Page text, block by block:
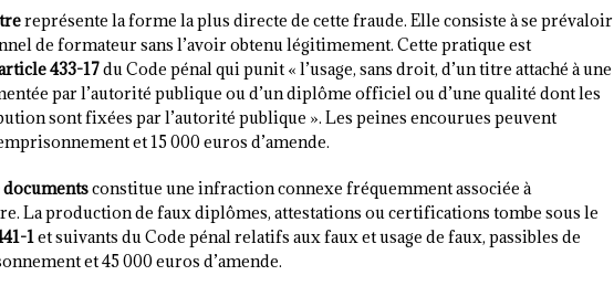
représente la forme la plus directe de cette fraude. Elle consiste à se prévaloir
de formateur sans l’avoir obtenu légitimement. Cette pratique est
433-17du Code pénal qui punit « l’usage, sans droit, d’un titre attaché à une
par l’autorité publique ou d’un diplôme officiel ou d’une qualité dont les
sont fixées par l’autorité publique ». Les peines encourues peuvent
et 15 000 euros d’amende.
constitue une infraction connexe fréquemment associée à
La production de faux diplômes, attestations ou certifications tombe sous le
1et suivants du Code pénal relatifs aux faux et usage de faux, passibles de
et 45 000 euros d’amende.